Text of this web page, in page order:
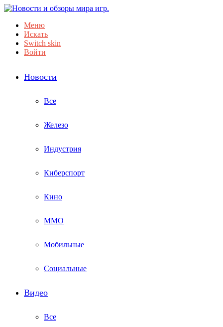
Меню
Искать
Switch skin
Войти
Новости
Все
Железо
Индустрия
Киберспорт
Кино
ММО
Мобильные
Социальные
Видео
Все